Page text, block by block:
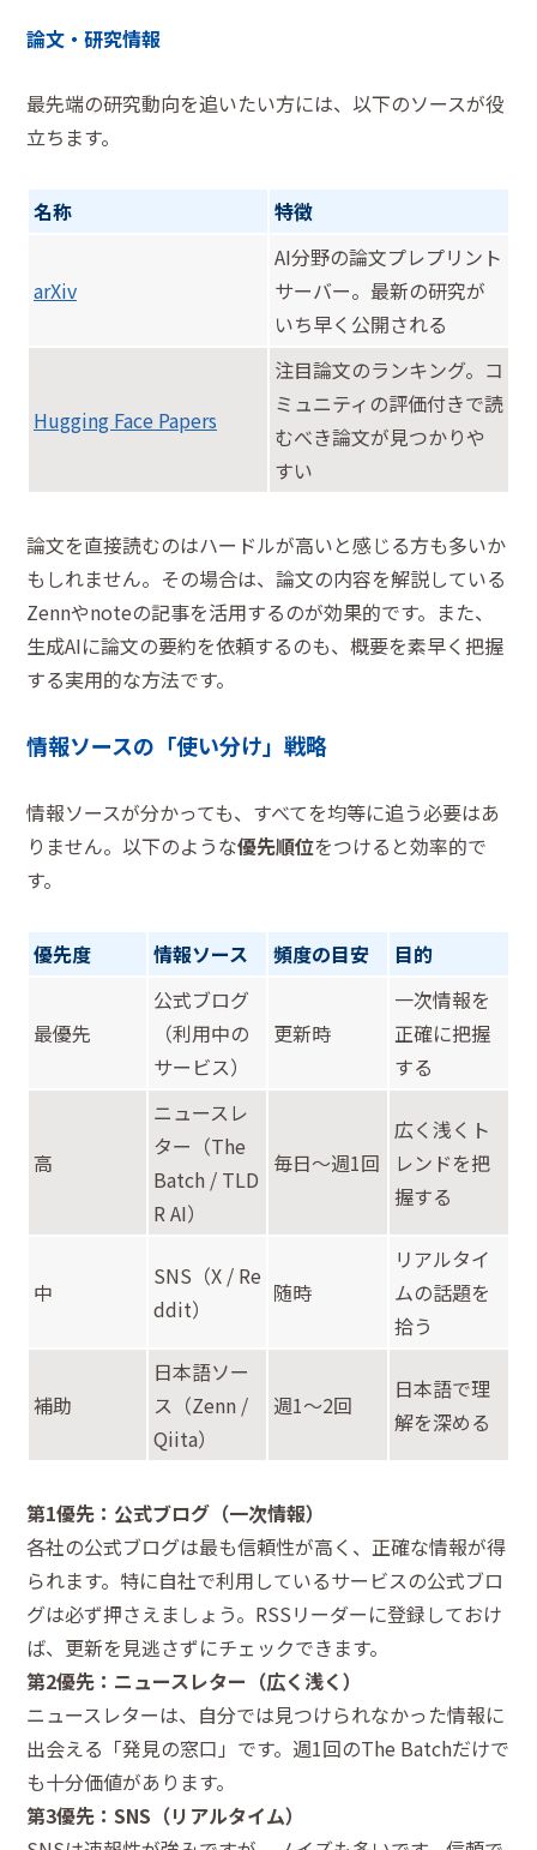
論文・研究情報
最先端の研究動向を追いたい方には、以下のソースが役
立ちます。
名称 特徴
arXiv
AI分野の論文プレプリント
サーバー。最新の研究が
いち早く公開される
Hugging Face Papers
注目論文のランキング。コ
ミュニティの評価付きで読
むべき論文が見つかりや
すい
論文を直接読むのはハードルが高いと感じる方も多いか
もしれません。その場合は、論文の内容を解説している
Zennやnoteの記事を活用するのが効果的です。また、
生成AIに論文の要約を依頼するのも、概要を素早く把握
する実用的な方法です。
情報ソースの「使い分け」戦略
情報ソースが分かっても、すべてを均等に追う必要はあ
りません。以下のような優先順位をつけると効率的で
す。
優先度 情報ソース 頻度の目安 目的
最優先
公式ブログ
（利用中の
サービス）
更新時
一次情報を
正確に把握
する
高
ニュースレ
ター（The
Batch / TLD
R AI）
毎日〜週1回
広く浅くト
レンドを把
握する
中
SNS（X / Re
ddit）
随時
リアルタイ
ムの話題を
拾う
補助
日本語ソー
ス（Zenn /
Qiita）
週1〜2回
日本語で理
解を深める
第1優先：公式ブログ（一次情報）
各社の公式ブログは最も信頼性が高く、正確な情報が得
られます。特に自社で利用しているサービスの公式ブロ
グは必ず押さえましょう。RSSリーダーに登録しておけ
ば、更新を見逃さずにチェックできます。
第2優先：ニュースレター（広く浅く）
ニュースレターは、自分では見つけられなかった情報に
出会える「発見の窓口」です。週1回のThe Batchだけで
も十分価値があります。
第3優先：SNS（リアルタイム）